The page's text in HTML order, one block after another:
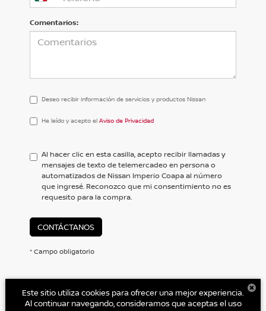
Comentarios:
Deseo recibir información de servicios y productos Nissan
He
acepto
href='/privacy.aspx'
target='_blank'>Aviso
He leído y acepto el Aviso de Privacidad
Al hacer clic en esta casilla, acepto recibir llamadas y
mensajes de texto de telemercadeo en persona o
automatizados de Nissan Imperio Coapa al número
que ingresé. Reconozco que mi consentimiento no es
requesito para la compra.
CONTÁCTANOS
* Campo obligatorio
Este sitio utiliza cookies para ofrecer una mejor experiencia.
Al continuar navegando, consideramos que aceptas el uso